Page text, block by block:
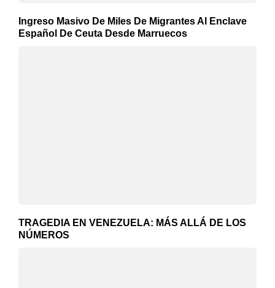
Ingreso Masivo De Miles De Migrantes Al Enclave
Español De Ceuta Desde Marruecos
TRAGEDIA EN VENEZUELA: MÁS ALLÁ DE LOS
NÚMEROS